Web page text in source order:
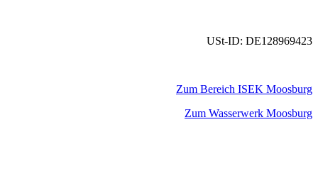
USt-ID: DE128969423
Zum Bereich ISEK Moosburg
Zum Wasserwerk Moosburg